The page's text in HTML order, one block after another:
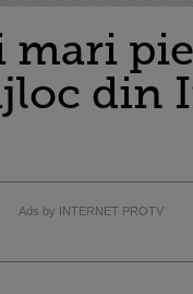
mari
din
Ads by INTERNET PROTV